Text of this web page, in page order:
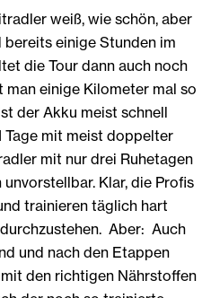
weiß, wie schön, aber
einige Stunden im
die Tour dann auch noch
einige Kilometer mal so
der Akku meist schnell
Tage mit meist doppelter
mit nur drei Ruhetagen
Klar, die Profis
trainieren täglich hart
Aber: Auch
und nach den Etappen
den richtigen Nährstoffen